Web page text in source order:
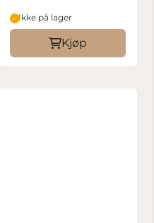
Ikke på lager
Kjøp